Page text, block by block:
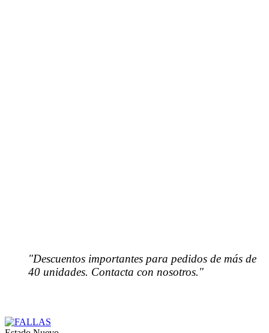
"Descuentos importantes para pedidos de más de
40 unidades. Contacta con nosotros."